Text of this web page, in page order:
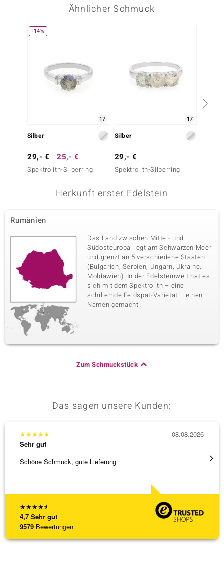
Ähnlicher Schmuck
-14%
17
Silber
29,- € 25,- €
Spektrolith-Silberring
17
Silber
29,- €
Spektrolith-Silberring
Herkunft erster Edelstein
Rumänien
Das Land zwischen Mittel- und
Südosteuropa liegt am Schwarzen Meer
und grenzt an 5 verschiedene Staaten
(Bulgarien, Serbien, Ungarn, Ukraine,
Moldawien). In der Edelsteinwelt hat es
sich mit dem Spektrolith – eine
schillernde Feldspat-Varietät – einen
Namen gemacht.
Zum Schmuckstück
Das sagen unsere Kunden:
★★★★★
4,7 Sehr gut
9579 Bewertungen
★★★★★
Sehr gut
Schöne Schmuck, gute Lieferung
08.08.2026